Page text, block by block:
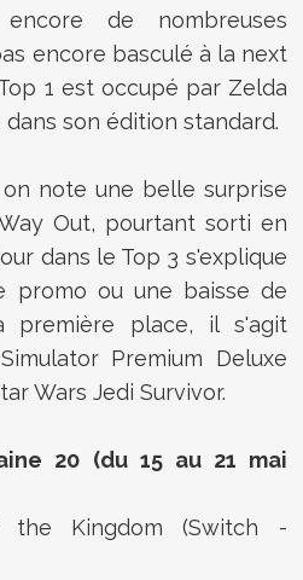
de nombreuses
encore basculé à la next
1 est occupé par Zelda
son édition standard.
note une belle surprise
Out, pourtant sorti en
dans le Top 3 s'explique
promo ou une baisse de
première place, il s'agit
Premium Deluxe
Wars Jedi Survivor.
20 (du 15 au 21 mai
Kingdom (Switch -